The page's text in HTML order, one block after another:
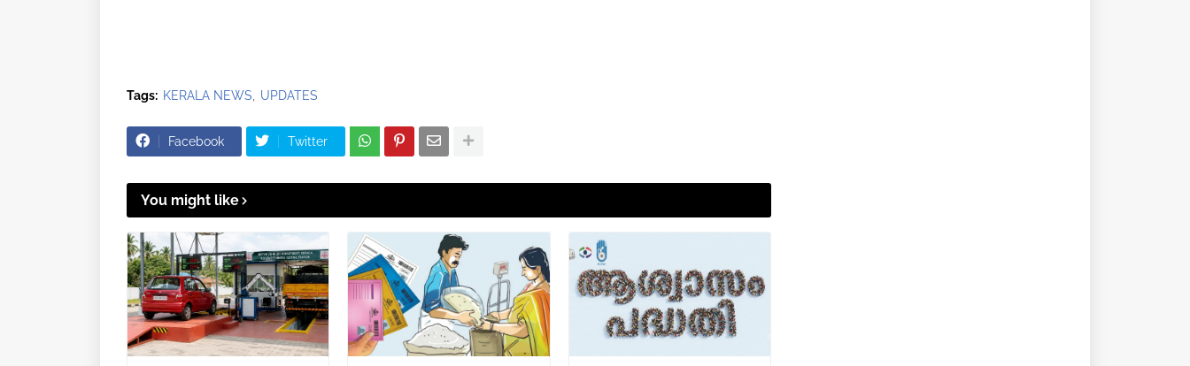
Tags: KERALA NEWS UPDATES
Facebook Twitter
You might like